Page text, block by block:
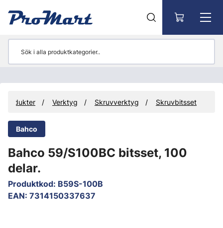
Produkter Verktyg Skruvverktyg Skruvbitsset
Bahco
Bahco 59/S100BC bitsset, 100
delar.
Produktkod: B59S-100B
EAN: 7314150337637